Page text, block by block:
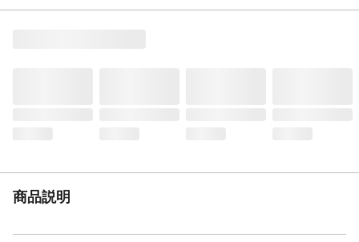
返品・交換について
輸送時にオイル缶やボトルに傷や凹みが付
商品説明